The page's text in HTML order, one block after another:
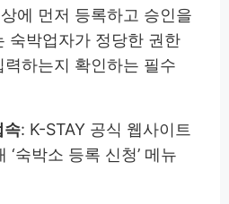
에 먼저 등록하고 승인을
숙박업자가 정당한 권한
하는지 확인하는 필수
속: K-STAY 공식 웹사이트
‘숙박소 등록 신청’ 메뉴